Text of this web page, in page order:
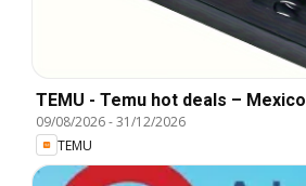
TEMU - Temu hot deals – Mexico
09/08/2026-31/12/2026
TEMU